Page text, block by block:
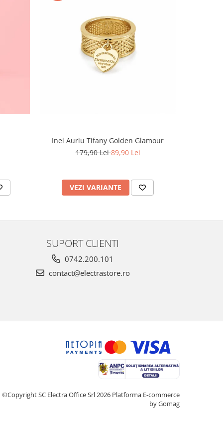
Inel Auriu Tifany Golden Glamour
179,90 Lei89,90 Lei
VEZI VARIANTE
SUPORT CLIENTI
0742.200.101
contact@electrastore.ro
©Copyright SC Electra Office Srl 2026 Platforma E-commerce
by Gomag